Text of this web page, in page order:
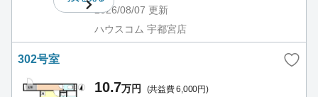
2026/08/07 更新
ハウスコム 宇都宮店
302号室
10.7万円 (共益費 6,000円)